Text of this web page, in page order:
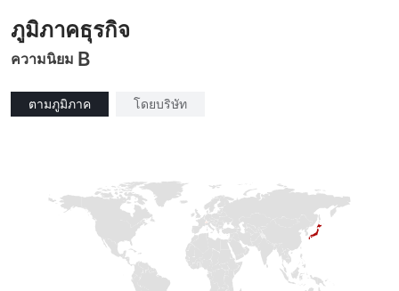
ภูมิภาคธุรกิจ
ความนิยม B
ตามภูมิภาค โดยบริษัท